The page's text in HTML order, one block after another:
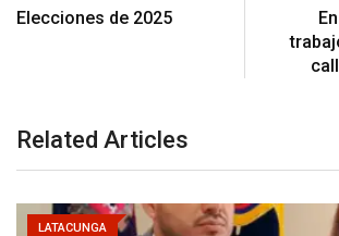
Elecciones de 2025
Related Articles
LATACUNGA